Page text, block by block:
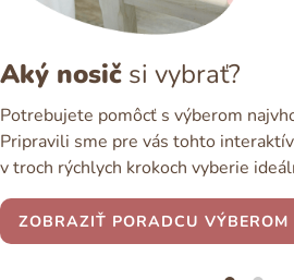
Aký nosič si vybrať?
Potrebujete pomôcť s výberom
Pripravili sme pre vás tohto
v troch rýchlych krokoch vyberie
ZOBRAZIŤ PORADCU VÝBEROM